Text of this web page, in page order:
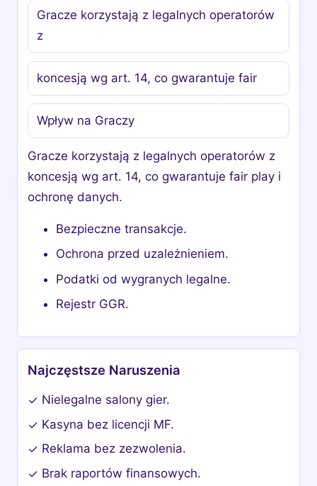
Gracze korzystają z legalnych operatorów
z
koncesją wg art. 14, co gwarantuje fair
Wpływ na Graczy
Gracze korzystają z legalnych operatorów z
koncesją wg art. 14, co gwarantuje fair play i
ochronę danych.
Bezpieczne transakcje.
Ochrona przed uzależnieniem.
Podatki od wygranych legalne.
Rejestr GGR.
Najczęstsze Naruszenia
✓ Nielegalne salony gier.
✓ Kasyna bez licencji MF.
✓ Reklama bez zezwolenia.
✓ Brak raportów finansowych.